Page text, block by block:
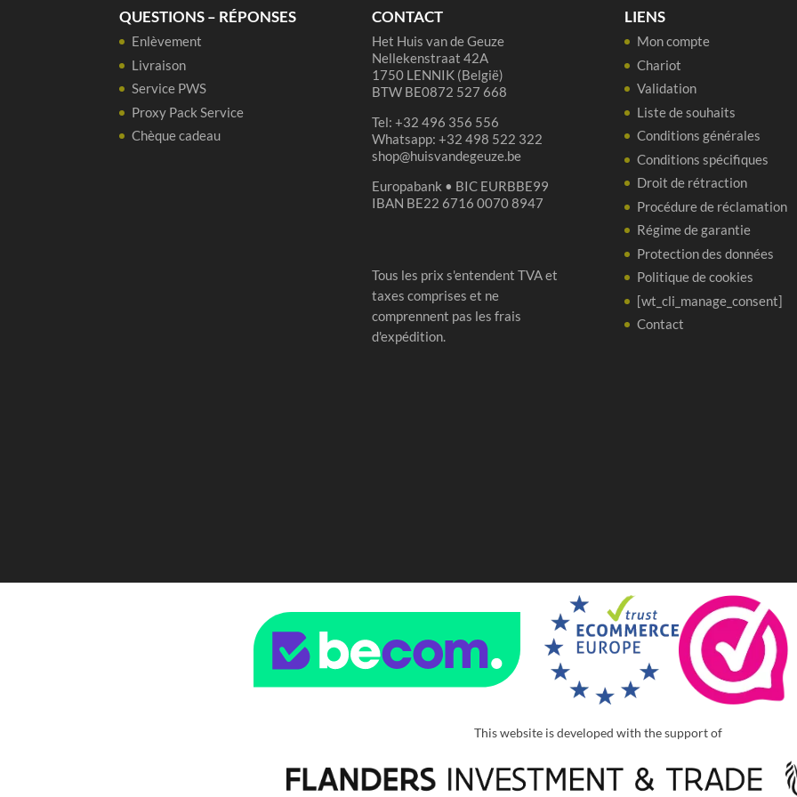
QUESTIONS – RÉPONSES
Enlèvement
Livraison
Service PWS
Proxy Pack Service
Chèque cadeau
CONTACT
Het Huis van de Geuze
Nellekenstraat 42A
1750 LENNIK (België)
BTW BE0872 527 668
Tel: +32 496 356 556
Whatsapp: +32 498 522 322
shop@huisvandegeuze.be
Europabank • BIC EURBBE99
IBAN BE22 6716 0070 8947
Tous les prix s'entendent TVA et
taxes comprises et ne
comprennent pas les frais
d'expédition.
LIENS
Mon compte
Chariot
Validation
Liste de souhaits
Conditions générales
Conditions spécifiques
Droit de rétraction
Procédure de réclamation
Régime de garantie
Protection des données
Politique de cookies
[wt_cli_manage_consent]
Contact
This website is developed with the support of